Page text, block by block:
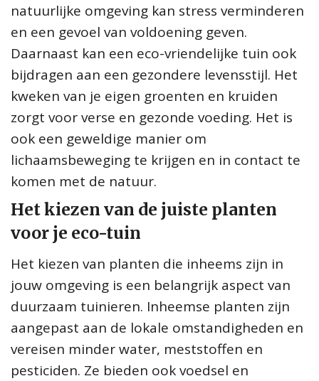
natuurlijke omgeving kan stress verminderen
en een gevoel van voldoening geven.
Daarnaast kan een eco-vriendelijke tuin ook
bijdragen aan een gezondere levensstijl. Het
kweken van je eigen groenten en kruiden
zorgt voor verse en gezonde voeding. Het is
ook een geweldige manier om
lichaamsbeweging te krijgen en in contact te
komen met de natuur.
Het kiezen van de juiste planten
voor je eco-tuin
Het kiezen van planten die inheems zijn in
jouw omgeving is een belangrijk aspect van
duurzaam tuinieren. Inheemse planten zijn
aangepast aan de lokale omstandigheden en
vereisen minder water, meststoffen en
pesticiden. Ze bieden ook voedsel en